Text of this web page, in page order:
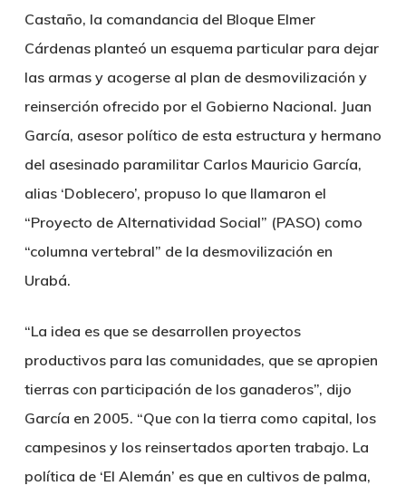
Castaño, la comandancia del Bloque Elmer
Cárdenas planteó un esquema particular para dejar
las armas y acogerse al plan de desmovilización y
reinserción ofrecido por el Gobierno Nacional. Juan
García, asesor político de esta estructura y hermano
del asesinado paramilitar Carlos Mauricio García,
alias ‘Doblecero’, propuso lo que llamaron el
“Proyecto de Alternatividad Social” (PASO) como
“columna vertebral” de la desmovilización en
Urabá.
“La idea es que se desarrollen proyectos
productivos para las comunidades, que se apropien
tierras con participación de los ganaderos”, dijo
García en 2005. “Que con la tierra como capital, los
campesinos y los reinsertados aporten trabajo. La
política de ‘El Alemán’ es que en cultivos de palma,